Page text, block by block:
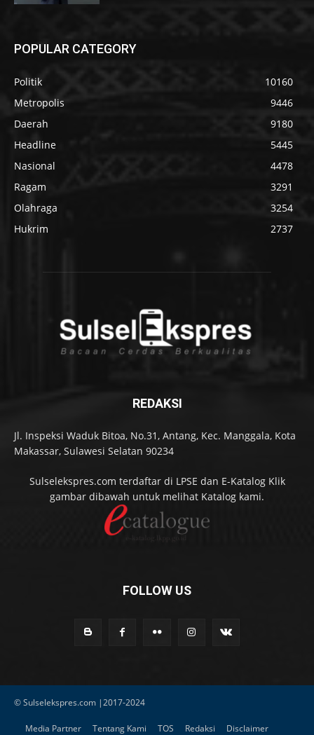
POPULAR CATEGORY
Politik
10160
Metropolis
9446
Daerah
9180
Headline
5445
Nasional
4478
Ragam
3291
Olahraga
3254
Hukrim
2737
REDAKSI
Jl. Inspeksi Waduk Bitoa, No.31, Antang, Kec. Manggala, Kota
Makassar, Sulawesi Selatan 90234
Sulselekspres.com terdaftar di LPSE dan E-Katalog Klik
gambar dibawah untuk melihat Katalog kami.
FOLLOW US
© Sulselekspres.com |2017-2024
Media Partner Tentang Kami TOS Redaksi Disclaimer